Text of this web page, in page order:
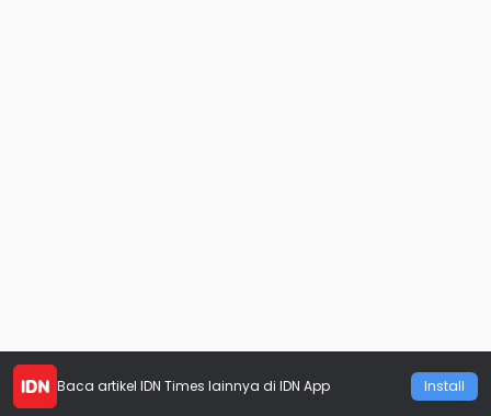
Baca artikel IDN Times lainnya di IDN App Install